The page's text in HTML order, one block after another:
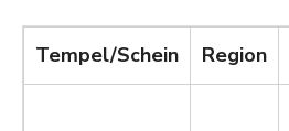
Tempel/Schein Region